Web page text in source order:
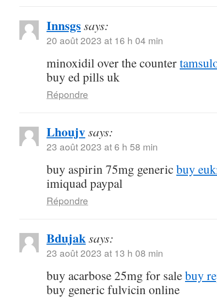
Innsgssays:
20 août 2023 at 16 h 04 min
minoxidil over the counter
buy ed pills uk
Répondre
Lhoujvsays:
23 août 2023 at 6 h 58 min
buy aspirin 75mg genericbuy
imiquad paypal
Répondre
Bdujaksays:
23 août 2023 at 13 h 08 min
buy acarbose 25mg for salebuy
buy generic fulvicin online